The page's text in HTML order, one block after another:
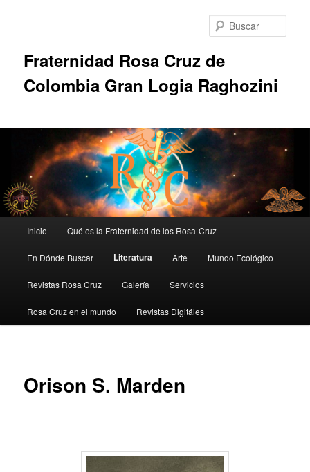
Fraternidad Rosa Cruz de
Colombia Gran Logia Raghozini
principal
Inicio Qué es la Fraternidad de los Rosa-Cruz
En Dónde Buscar Literatura Arte Mundo Ecológico
Revistas Rosa Cruz Galería Servicios
Rosa Cruz en el mundo Revistas Digitáles
Orison S. Marden